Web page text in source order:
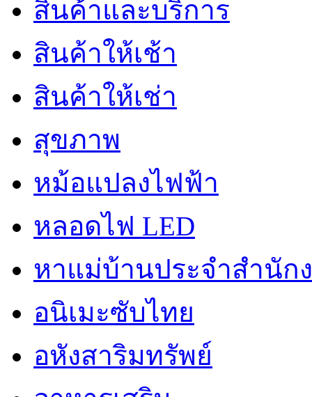
สินค้าและบริการ
สินค้าให้เช้า
สินค้าให้เช่า
สุขภาพ
หม้อแปลงไฟฟ้า
หลอดไฟ LED
หาแม่บ้านประจำสำนัก
อนิเมะซับไทย
อหังสาริมทรัพย์